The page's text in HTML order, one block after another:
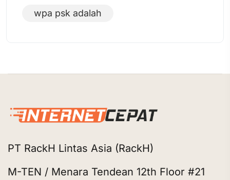
wpa psk adalah
PT RackH Lintas Asia (RackH)
M-TEN / Menara Tendean 12th Floor #21